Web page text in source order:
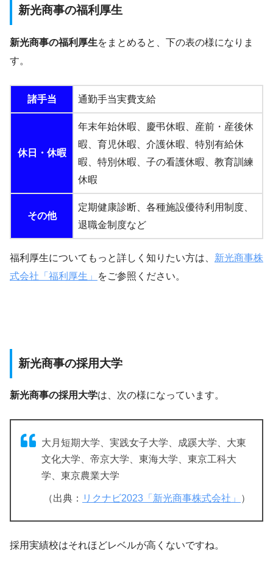
新光商事の福利厚生
新光商事の福利厚生をまとめると、下の表の様になりま
す。
諸手当 通勤手当実費支給
休日・休暇
年末年始休暇、慶弔休暇、産前・産後休
暇、育児休暇、介護休暇、特別有給休
暇、特別休暇、子の看護休暇、教育訓練
休暇
その他
定期健康診断、各種施設優待利用制度、
退職金制度など
福利厚生についてもっと詳しく知りたい方は、 新光商事株
式会社「福利厚生」
をご参照ください。
新光商事の採用大学
新光商事の採用大学は、次の様になっています。
大月短期大学、実践女子大学、成蹊大学、大東
文化大学、帝京大学、東海大学、東京工科大
学、東京農業大学
（出典： リクナビ2023「新光商事株式会社」 ）
採用実績校はそれほどレベルが高くないですね。